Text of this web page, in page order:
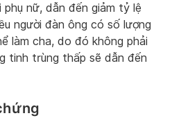
nữ, dẫn đến giảm tỷ lệ
người đàn ông có số lượng
làm cha, do đó không phải
tinh trùng thấp sẽ dẫn đến